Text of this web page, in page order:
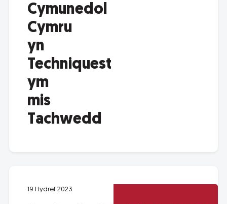
Cymunedol
Cymru
yn
Techniquest
ym
mis
Tachwedd
19 Hydref 2023